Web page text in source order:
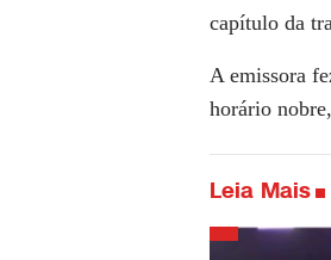
capítulo da
A emissora
horário
Leia Mais